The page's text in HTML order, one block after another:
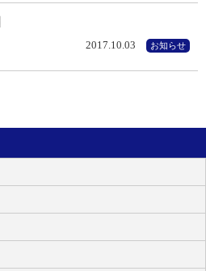
2017.10.03 お知らせ